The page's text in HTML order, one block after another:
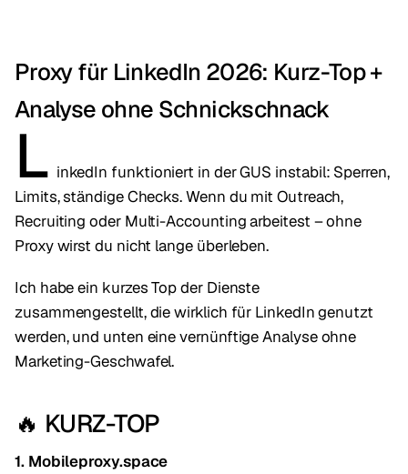
Proxy für LinkedIn 2026: Kurz-Top +
Analyse ohne Schnickschnack
L inkedIn funktioniert in der GUS instabil: Sperren,
Limits, ständige Checks. Wenn du mit Outreach,
Recruiting oder Multi-Accounting arbeitest – ohne
Proxy wirst du nicht lange überleben.
Ich habe ein kurzes Top der Dienste
zusammengestellt, die wirklich für LinkedIn genutzt
werden, und unten eine vernünftige Analyse ohne
Marketing-Geschwafel.
🔥 KURZ-TOP
1. Mobileproxy.space